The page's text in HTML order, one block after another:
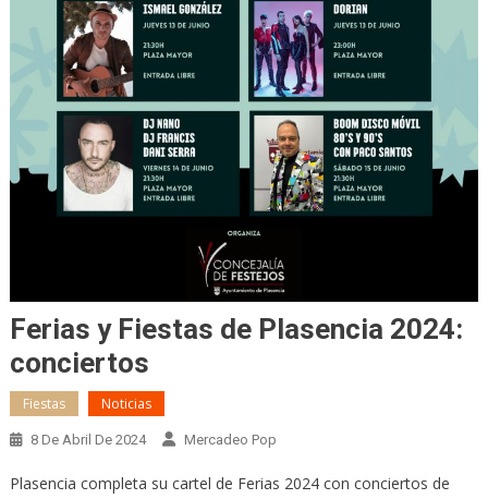
Ferias y Fiestas de Plasencia 2024:
conciertos
Fiestas Noticias
8 De Abril De 2024 Mercadeo Pop
Plasencia completa su cartel de Ferias 2024 con conciertos de